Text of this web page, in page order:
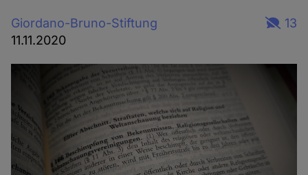
Giordano-Bruno-Stiftung
11.11.2020
13